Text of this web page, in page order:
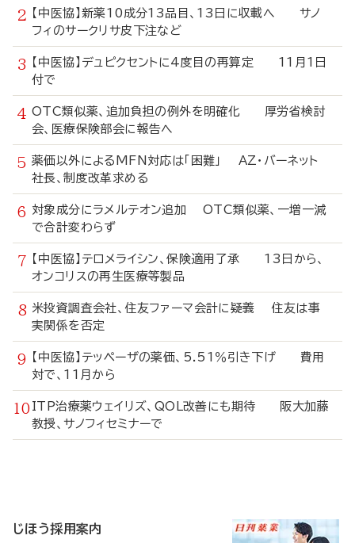
【中医協】新薬10成分13品目、13日に収載へ サノ
フィのサークリサ皮下注など
【中医協】デュピクセントに4度目の再算定 11月1日
付で
OTC類似薬、追加負担の例外を明確化 厚労省検討
会、医療保険部会に報告へ
薬価以外によるMFN対応は「困難」 AZ・バーネット
社長、制度改革求める
対象成分にラメルテオン追加 OTC類似薬、一増一減
で合計変わらず
【中医協】テロメライシン、保険適用了承 13日から、
オンコリスの再生医療等製品
米投資調査会社、住友ファーマ会計に疑義 住友は事
実関係を否定
【中医協】テッペーザの薬価、5.51％引き下げ 費用
対で、11月から
ITP治療薬ウェイリズ、QOL改善にも期待 阪大加藤
教授、サノフィセミナーで
じほう採用案内